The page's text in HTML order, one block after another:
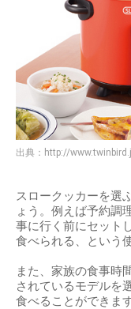
出典： http://
スロークッカーを選
ょう。例えば予約調
事に行く前にセット
食べられる、という
また、家族の食事時
されているモデルを
食べることができます